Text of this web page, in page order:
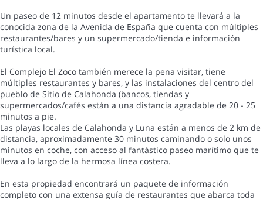
Un paseo de 12 minutos desde el apartamento te llevará a la
conocida zona de la Avenida de España que cuenta con múltiples
restaurantes/bares y un supermercado/tienda e información
turística local.
El Complejo El Zoco también merece la pena visitar, tiene
múltiples restaurantes y bares, y las instalaciones del centro del
pueblo de Sitio de Calahonda (bancos, tiendas y
supermercados/cafés están a una distancia agradable de 20 - 25
minutos a pie.
Las playas locales de Calahonda y Luna están a menos de 2 km de
distancia, aproximadamente 30 minutos caminando o solo unos
minutos en coche, con acceso al fantástico paseo marítimo que te
lleva a lo largo de la hermosa línea costera.
En esta propiedad encontrará un paquete de información
completo con una extensa guía de restaurantes que abarca toda